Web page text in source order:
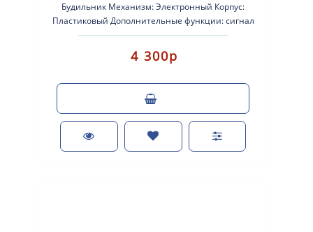
Будильник Механизм: Электронный Корпус:
Пластиковый Дополнительные функции: сигнал
beep Размер: 190×95×..
4 300р